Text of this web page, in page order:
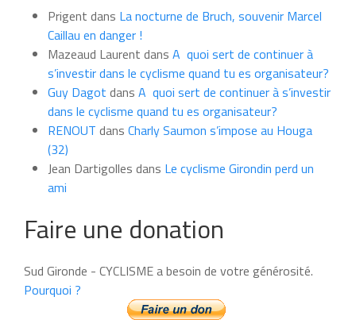
moisPrigent dans La nocturne de Bruch, souvenir Marcel
Caillau en danger !
Mazeaud Laurent dans A quoi sert de continuer à
s’investir dans le cyclisme quand tu es organisateur?
Guy Dagot dans A quoi sert de continuer à s’investir
dans le cyclisme quand tu es organisateur?
RENOUT dans Charly Saumon s’impose au Houga
(32)
Jean Dartigolles dans Le cyclisme Girondin perd un
ami
Faire une donation
Sud Gironde - CYCLISME a besoin de votre générosité.
Pourquoi ?